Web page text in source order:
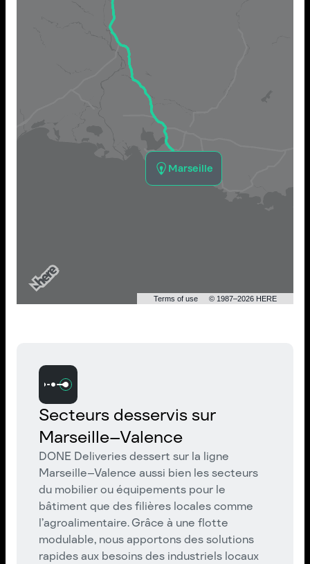
Marseille
Terms of use © 1987–2026 HERE
Secteurs desservis sur
Marseille–Valence
DONE Deliveries dessert sur la ligne
Marseille–Valence aussi bien les secteurs
du mobilier ou équipements pour le
bâtiment que des filières locales comme
l’agroalimentaire. Grâce à une flotte
modulable, nous apportons des solutions
rapides aux besoins des industriels locaux